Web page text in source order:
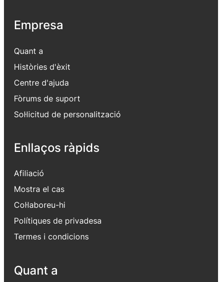
Empresa
Quant a
Històries d'èxit
Centre d'ajuda
Fòrums de suport
Sol·licitud de personalització
Enllaços ràpids
Afiliació
Mostra el cas
Col·laboreu-hi
Polítiques de privadesa
Termes i condicions
Quant a